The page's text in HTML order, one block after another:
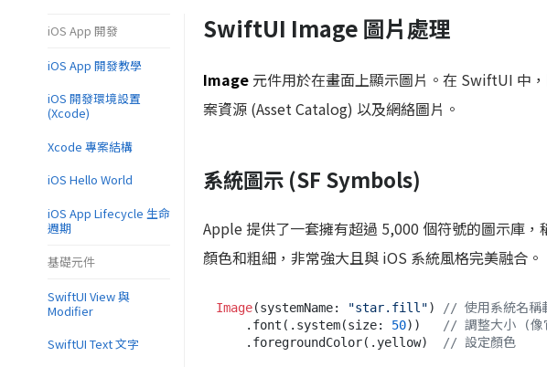
SwiftUI Image 圖片處理
Image 元件用於在畫面上顯示圖片。在 SwiftUI 中
案資源 (Asset Catalog) 以及網絡圖片。
系統圖示 (SF Symbols)
Apple 提供了一套擁有超過 5,000 個符號的圖示庫，
顏色和粗細，非常強大且與 iOS 系統風格完美融合。
Image(systemName: "star.fill")
// 使用系統名稱
    .font(.system(size:
50))
// 調整大小 (像
    .foregroundColor(.yellow)
// 設定顏色
iOS App 開發
iOS App 開發教學
iOS 開發環境設置
(Xcode)
Xcode 專案結構
iOS Hello World
iOS App Lifecycle 生命
週期
基礎元件
SwiftUI View 與
Modifier
SwiftUI Text 文字